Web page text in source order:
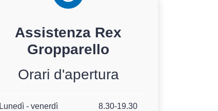
Assistenza Rex
Gropparello
Orari d'apertura
Lunedì - venerdì 8.30-19.30